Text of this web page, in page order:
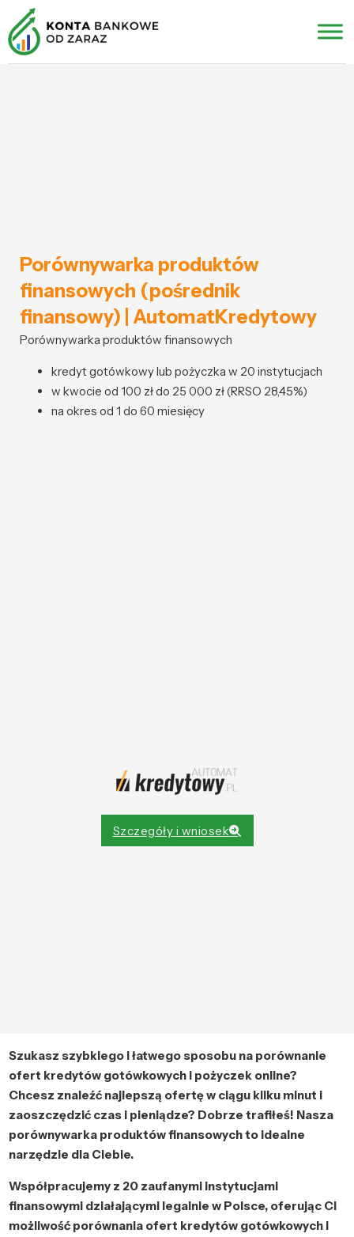
Porównywarka produktów
finansowych (pośrednik
finansowy) | AutomatKredytowy
Porównywarka produktów finansowych
kredyt gotówkowy lub pożyczka w 20 instytucjach
w kwocie od 100 zł do 25 000 zł (RRSO 28,45%)
na okres od 1 do 60 miesięcy
Szczegóły i wniosek
Szukasz szybkiego i łatwego sposobu na porównanie
ofert kredytów gotówkowych i pożyczek online?
Chcesz znaleźć najlepszą ofertę w ciągu kilku minut i
zaoszczędzić czas i pieniądze? Dobrze trafiłeś! Nasza
porównywarka produktów finansowych to idealne
narzędzie dla Ciebie.
Współpracujemy z 20 zaufanymi instytucjami
finansowymi działającymi legalnie w Polsce, oferując Ci
możliwość porównania ofert kredytów gotówkowych i